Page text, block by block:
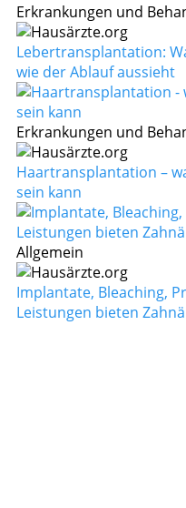
Erkrankungen und
Lebertransplantation:
wie der Ablauf aussieht
Erkrankungen und
Haartransplantation –
sein kann
Allgemein
Implantate, Bleaching,
Leistungen bieten